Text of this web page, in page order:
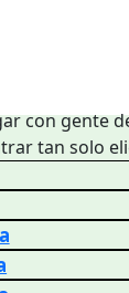
con gente
tan solo